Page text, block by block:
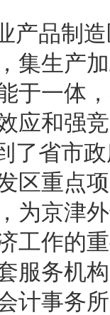
产品制
集生产
于一体
应和强
了省市
区重点
为京津
工作的
服务机
计事务